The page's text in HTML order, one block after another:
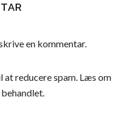
en kommentar.
reducere spam. Læs om